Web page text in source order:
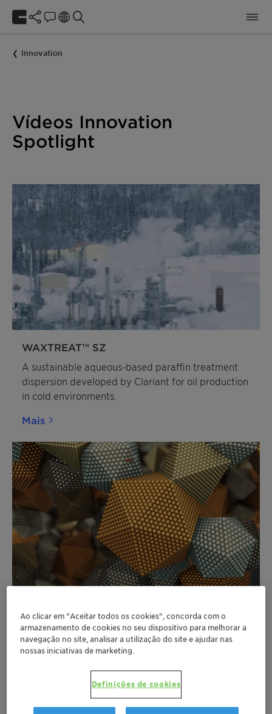
Innovation
Vídeos Innovation
Spotlight
WAXTREAT™ SZ
A sustainable aqueous-based paraffin treatment
dispersion developed by Clariant for oil production
in cold environments.
Mais
Tailored catalysts developed by Clariant open up
many opportunities and make a valuable
contribution in converting greenhouse gases into
valuable chemicals.
Ao clicar em "Aceitar todos os cookies", concorda com o
armazenamento de cookies no seu dispositivo para melhorar a
navegação no site, analisar a utilização do site e ajudar nas
nossas iniciativas de marketing.
Definições de cookies